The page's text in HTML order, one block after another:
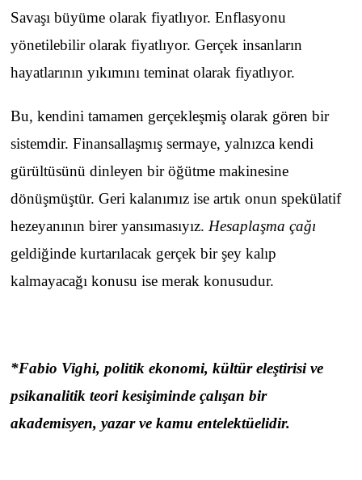
Savaşı büyüme olarak fiyatlıyor. Enflasyonu
yönetilebilir olarak fiyatlıyor. Gerçek insanların
hayatlarının yıkımını teminat olarak fiyatlıyor.
Bu, kendini tamamen gerçekleşmiş olarak gören bir
sistemdir. Finansallaşmış sermaye, yalnızca kendi
gürültüsünü dinleyen bir öğütme makinesine
dönüşmüştür. Geri kalanımız ise artık onun spekülatif
hezeyanının birer yansımasıyız. Hesaplaşma çağı
geldiğinde kurtarılacak gerçek bir şey kalıp
kalmayacağı konusu ise merak konusudur.
*Fabio Vighi, politik ekonomi, kültür eleştirisi ve
psikanalitik teori kesişiminde çalışan bir
akademisyen, yazar ve kamu entelektüelidir.